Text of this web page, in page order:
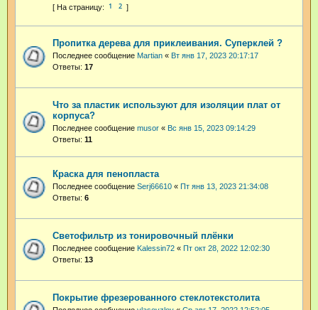
1 2
Пропитка дерева для приклеивания. Суперклей ?
Последнее сообщение Martian « Вт янв 17, 2023 20:17:17
Ответы: 17
Что за пластик используют для изоляции плат от
корпуса?
Последнее сообщение musor « Вс янв 15, 2023 09:14:29
Ответы: 11
Краска для пенопласта
Последнее сообщение Serj66610 « Пт янв 13, 2023 21:34:08
Ответы: 6
Светофильтр из тонировочный плёнки
Последнее сообщение Kalessin72 « Пт окт 28, 2022 12:02:30
Ответы: 13
Покрытие фрезерованного стеклотекстолита